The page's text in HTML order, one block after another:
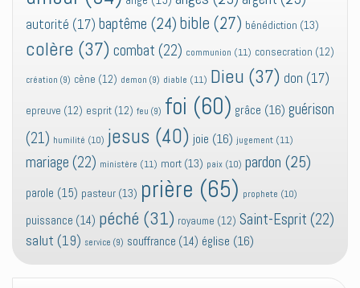
autorité (17) baptême (24) bible (27) bénédiction (13)
colère (37) combat (22) communion (11) consecration (12)
création (9) cène (12) demon (9) diable (11) Dieu (37) don (17)
epreuve (12) esprit (12) feu (9) foi (60) grâce (16) guérison
(21) humilité (10) jesus (40) joie (16) jugement (11)
mariage (22) ministère (11) mort (13) paix (10) pardon (25)
parole (15) pasteur (13) prière (65) prophete (10)
puissance (14) péché (31) royaume (12) Saint-Esprit (22)
salut (19) service (9) souffrance (14) église (16)